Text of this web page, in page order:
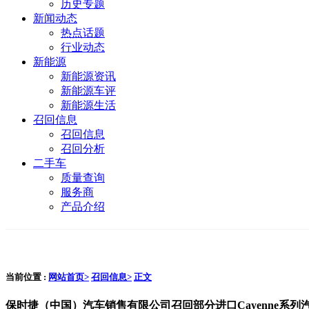
历史专题
新闻动态
热点话题
行业动态
新能源
新能源资讯
新能源车评
新能源生活
召回信息
召回信息
召回分析
二手车
质量查询
服务商
产品介绍
当前位置 : 网站首页> 召回信息> 正文
保时捷（中国）汽车销售有限公司召回部分进口Cayenne系列